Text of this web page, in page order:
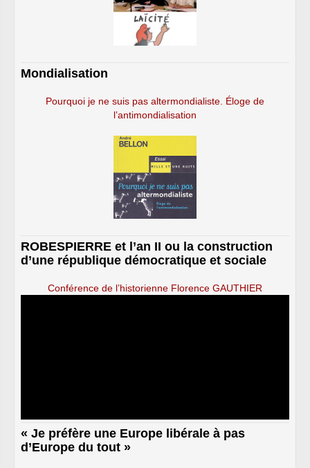
Mondialisation
Pourquoi je ne suis pas altermondialiste. Éloge de
l’antimondialisation
ROBESPIERRE et l’an II ou la construction
d’une république démocratique et sociale
Conférence de l’historienne Florence GAUTHIER
« Je préfère une Europe libérale à pas
d’Europe du tout »